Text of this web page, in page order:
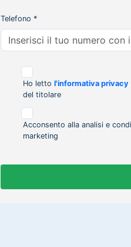
Telefono *
Ho letto l'informativa privacy
del titolare
Acconsento alla analisi e
marketing